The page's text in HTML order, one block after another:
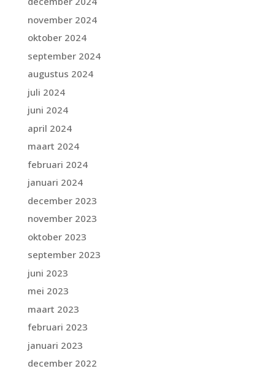
november 2024
oktober 2024
september 2024
augustus 2024
juli 2024
juni 2024
april 2024
maart 2024
februari 2024
januari 2024
december 2023
november 2023
oktober 2023
september 2023
juni 2023
mei 2023
maart 2023
februari 2023
januari 2023
december 2022